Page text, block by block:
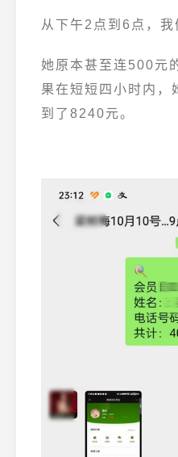
从下午2点到6点，我
她原本甚至连500元
果在短短四小时内，
到了8240元。